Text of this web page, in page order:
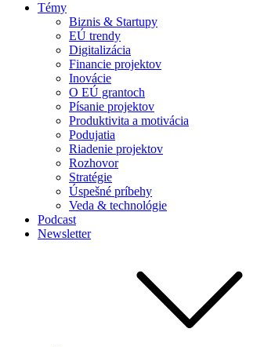
Témy
Biznis & Startupy
EÚ trendy
Digitalizácia
Financie projektov
Inovácie
O EÚ grantoch
Písanie projektov
Produktivita a motivácia
Podujatia
Riadenie projektov
Rozhovor
Stratégie
Úspešné príbehy
Veda & technológie
Podcast
Newsletter